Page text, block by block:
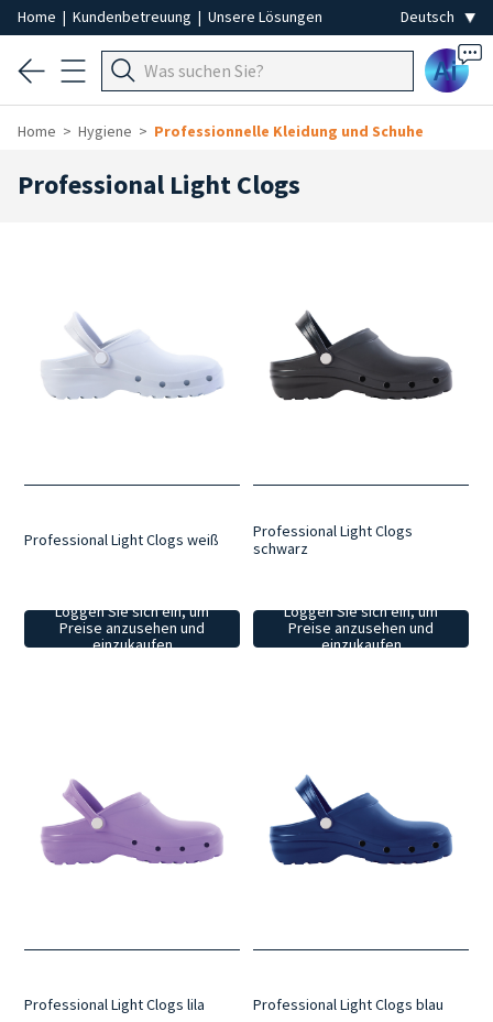
Home | Kundenbetreuung | Unsere Lösungen
Ai
Home Hygiene Professionnelle Kleidung und Schuhe
Professional Light Clogs
Professional Light Clogs weiß
Loggen Sie sich ein, um
Preise anzusehen und
einzukaufen
Professional Light Clogs
schwarz
Loggen Sie sich ein, um
Preise anzusehen und
einzukaufen
Professional Light Clogs lila Professional Light Clogs blau